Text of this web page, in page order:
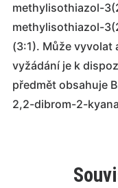
methylisothiazol-
methylisothiazol-
(3:1). Může vyvolat
vyžádání je k
předmět obsahuje
2,2-dibrom-2-